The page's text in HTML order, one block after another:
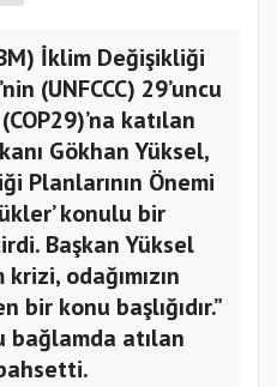
İklim Değişikliği
(UNFCCC) 29’uncu
katılan
Gökhan Yüksel,
Planlarının Önemi
konulu bir
Başkan Yüksel
odağımızın
bir konu başlığıdır.”
bağlamda atılan